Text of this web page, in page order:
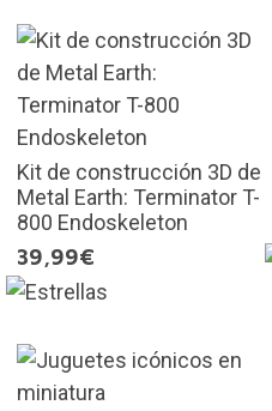
Kit de construcción 3D de
Metal Earth: Terminator T-
800 Endoskeleton
39,99€